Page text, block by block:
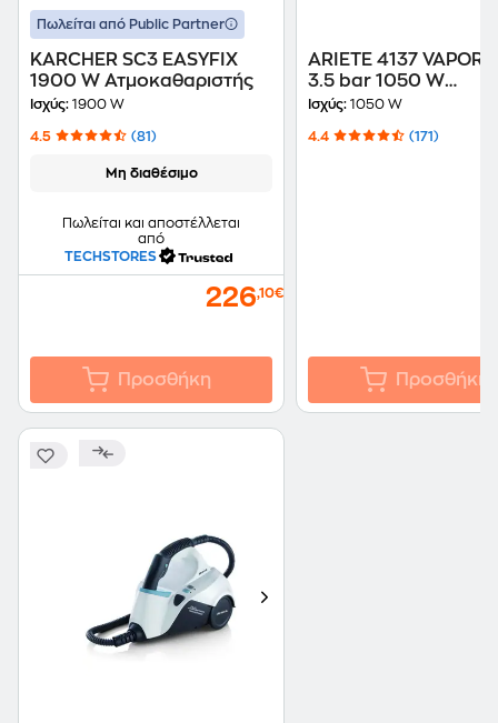
Πωλείται από Public Partner
KARCHER SC3 EASYFIX
1900 W Ατμοκαθαριστής
Ισχύς: 1900 W
4.5 (81)
Μη διαθέσιμο
Πωλείται και αποστέλλεται
από
TECHSTORES
226,10€
Προσθήκη
ARIETE 4137 VAPORI
3.5 bar 1050 W
Ατμοκαθαριστής
Ισχύς: 1050 W
4.4 (171)
Προσθήκη